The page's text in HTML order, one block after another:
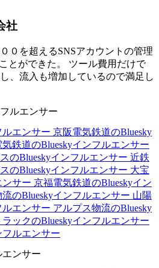
社
０を超えるSNSアカウントの管理
とができた。 ツール費用だけで
、流入も増加しているので満足し
ルエンサー
ルエンサー 京阪電気鉄道のBluesky
鉄道のBlueskyインフルエンサー
のBlueskyインフルエンサー 近鉄
のBlueskyインフルエンサー 大宝
ンサー 京福電気鉄道のBlueskyイン
のBlueskyインフルエンサー 山陽
ルエンサー アルプス物流のBluesky
ックのBlueskyインフルエンサー
フルエンサー
エンサー